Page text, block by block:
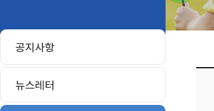
공지사항
뉴스레터